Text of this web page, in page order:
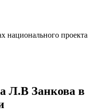
национального проекта
Л.В Занкова в